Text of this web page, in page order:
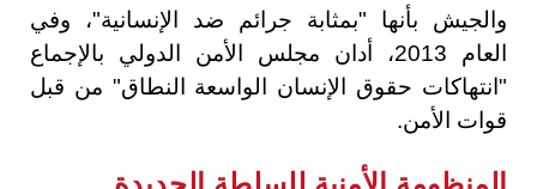
والجيش بأنها "بمثابة جرائم ضد الإنسانية"، وفي
العام 2013، أدان مجلس الأمن الدولي بالإجماع
"انتهاكات حقوق الإنسان الواسعة النطاق" من قبل
قوات الأمن.